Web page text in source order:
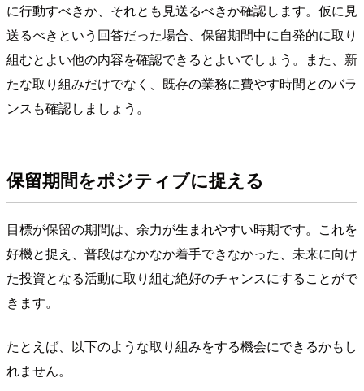
に行動すべきか、それとも見送るべきか確認します。仮に見
送るべきという回答だった場合、保留期間中に自発的に取り
組むとよい他の内容を確認できるとよいでしょう。また、新
たな取り組みだけでなく、既存の業務に費やす時間とのバラ
ンスも確認しましょう。
保留期間をポジティブに捉える
目標が保留の期間は、余力が生まれやすい時期です。これを
好機と捉え、普段はなかなか着手できなかった、未来に向け
た投資となる活動に取り組む絶好のチャンスにすることがで
きます。
たとえば、以下のような取り組みをする機会にできるかもし
れません。